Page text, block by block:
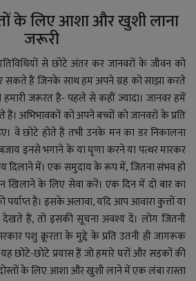
के लिए आशा और खुशीलाना
जरूरी
से छोटे अंतर कर जानवरों के जीवन को
सकते हैं जिनके साथ हम अपने ग्रह को साझा करते
हमारी जरूरत है- पहले से कहीं ज्यादा। जानवर हमें
हैं। अभिभावकों को अपने बच्चों को जानवरों के प्रति
वे छोटे होते हैं तभी उनके मन का डर निकालना
यइनसे भगानेकेया घृणा करनेयापत्थर मारकर
दिलाने में। एक समुदाय के रूप में, जितना संभव हो
खिलाने के लिए सेवा करें।एक दिन में दो बार का
है। इसके अलावा, यदि आप आवारा कुत्तों या
हैं, तो इसकी सूचना अवश्य दें। लोग जितनी
पशु क्रूरता के मुद्दे के प्रति उतनी ही जागरूक
छोटे-छोटे प्रयास हैं जो हमारे घरों और सड़कों की
के लिए आशा और खुशी लाने में एक लंबा रास्ता